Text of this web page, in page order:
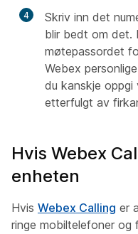
4
Skriv inn det
blir bedt om det.
møtepassordet
Webex
du kanskje
etterfulgt av
Hvis Webex
enheten
Hvis Webex Calling er
ringe mobiltelefoner og